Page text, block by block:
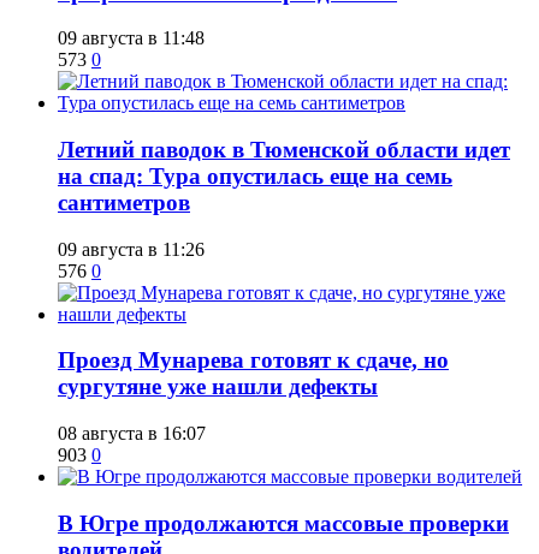
09 августа в 11:48
573 0
​Летний паводок в Тюменской области идет
на спад: Тура опустилась еще на семь
сантиметров
09 августа в 11:26
576 0
​Проезд Мунарева готовят к сдаче, но
сургутяне уже нашли дефекты
08 августа в 16:07
903 0
​В Югре продолжаются массовые проверки